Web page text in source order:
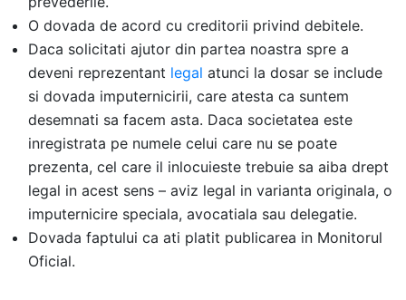
O dovada de acord cu creditorii privind debitele.
Daca solicitati ajutor din partea noastra spre a
deveni reprezentant legal atunci la dosar se include
si dovada imputernicirii, care atesta ca suntem
desemnati sa facem asta. Daca societatea este
inregistrata pe numele celui care nu se poate
prezenta, cel care il inlocuieste trebuie sa aiba drept
legal in acest sens – aviz legal in varianta originala, o
imputernicire speciala, avocatiala sau delegatie.
Dovada faptului ca ati platit publicarea in Monitorul
Oficial.